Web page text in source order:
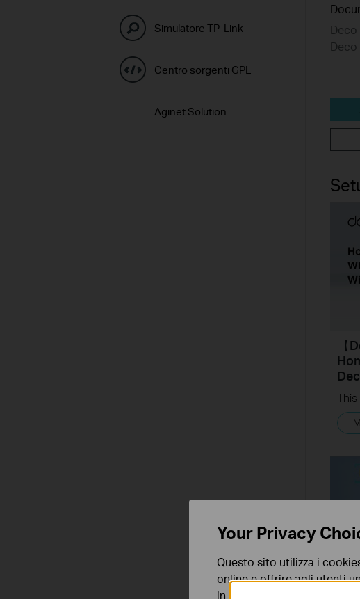
Simulatore TP-Link
Centro sorgenti GPL
Aginet Solution
Deco
【
Your Privacy
Questo sito utilizza i
online e offrire agli utenti
in qualunque momento.